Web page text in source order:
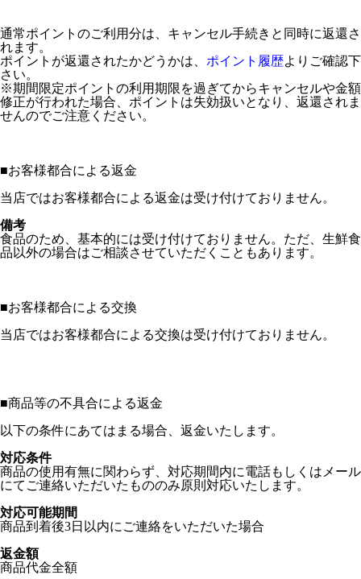
通常ポイントのご利用分は、キャンセル手続きと同時に返還さ
れます。
ポイントが返還されたかどうかは、 ポイント履歴よりご確認下
さい。
※期間限定ポイントの利用期限を過ぎてからキャンセルや金額
修正が行われた場合、ポイントは失効扱いとなり、返還されま
せんのでご注意ください。
■お客様都合による返金
当店ではお客様都合による返金は受け付けておりません。
備考
食品のため、基本的には受け付けておりません。ただ、生鮮食
品以外の場合はご相談させていただくこともあります。
■お客様都合による交換
当店ではお客様都合による交換は受け付けておりません。
■商品等の不具合による返金
以下の条件にあてはまる場合、返金いたします。
対応条件
商品の使用有無に関わらず、対応期間内に電話もしくはメール
にてご連絡いただいたもののみ原則対応いたします。
対応可能期間
商品到着後3日以内にご連絡をいただいた場合
返金額
商品代金全額